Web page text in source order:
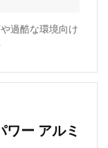
過酷な環境向け
ワー アルミ